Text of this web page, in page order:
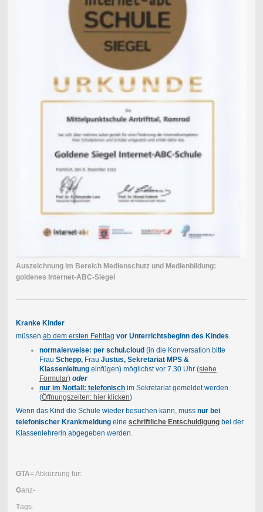
Auszeichnung im Bereich Medienschutz und Medienbildung:
goldenes Internet-ABC-Siegel
Kranke Kinder
müssen ab dem ersten Fehltag vor Unterrichtsbeginn des Kindes
normalerweise: per schul.cloud (in die Konversation bitte
Frau Schepp,Frau Justus, Sekretariat MPS &
Klassenleitungeinfügen) möglichst vor 7.30 Uhr (siehe
Formular) oder
nur im Notfall: telefonischim Sekretariat gemeldet werden
(Öffnungszeiten: hier klicken)
Wenn das Kind die Schule wieder besuchen kann, muss nur bei
telefonischer Krankmeldungeine schriftliche Entschuldigungbei der
Klassenlehrerin abgegeben werden.
GTA= Abkürzung für:
Ganz-
Tags-